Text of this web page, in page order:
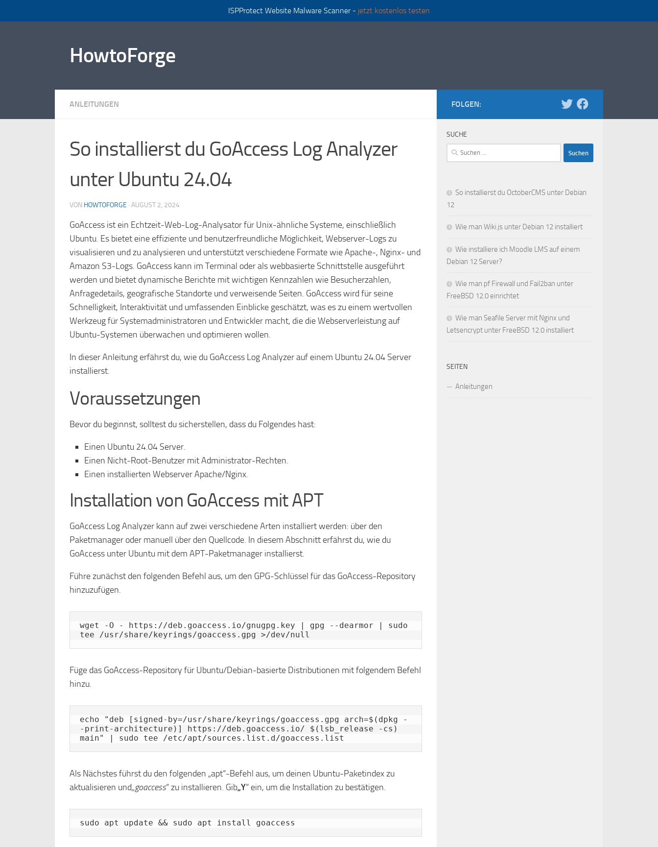
ISPProtect Website Malware Scanner - jetzt kostenlos testen
HowtoForge
ANLEITUNGEN
So installierst du GoAccess Log Analyzer
unter Ubuntu 24.04
VON HOWTOFORGE · AUGUST 2, 2024
GoAccess ist ein Echtzeit-Web-Log-Analysator für Unix-ähnliche Systeme, einschließlich
Ubuntu. Es bietet eine effiziente und benutzerfreundliche Möglichkeit, Webserver-Logs zu
visualisieren und zu analysieren und unterstützt verschiedene Formate wie Apache-, Nginx- und
Amazon S3-Logs. GoAccess kann im Terminal oder als webbasierte Schnittstelle ausgeführt
werden und bietet dynamische Berichte mit wichtigen Kennzahlen wie Besucherzahlen,
Anfragedetails, geografische Standorte und verweisende Seiten. GoAccess wird für seine
Schnelligkeit, Interaktivität und umfassenden Einblicke geschätzt, was es zu einem wertvollen
Werkzeug für Systemadministratoren und Entwickler macht, die die Webserverleistung auf
Ubuntu-Systemen überwachen und optimieren wollen.
In dieser Anleitung erfährst du, wie du GoAccess Log Analyzer auf einem Ubuntu 24.04 Server
installierst.
Voraussetzungen
Bevor du beginnst, solltest du sicherstellen, dass du Folgendes hast:
Einen Ubuntu 24.04 Server.
Einen Nicht-Root-Benutzer mit Administrator-Rechten.
Einen installierten Webserver Apache/Nginx.
Installation von GoAccess mit APT
GoAccess Log Analyzer kann auf zwei verschiedene Arten installiert werden: über den
Paketmanager oder manuell über den Quellcode. In diesem Abschnitt erfährst du, wie du
GoAccess unter Ubuntu mit dem APT-Paketmanager installierst.
Führe zunächst den folgenden Befehl aus, um den GPG-Schlüssel für das GoAccess-Repository
hinzuzufügen.
wget -O - https://deb.goaccess.io/gnugpg.key | gpg --dearmor | sudo
tee /usr/share/keyrings/goaccess.gpg >/dev/null
Füge das GoAccess-Repository für Ubuntu/Debian-basierte Distributionen mit folgendem Befehl
hinzu.
echo "deb [signed-by=/usr/share/keyrings/goaccess.gpg arch=$(dpkg -
-print-architecture)] https://deb.goaccess.io/ $(lsb_release -cs)
main" | sudo tee /etc/apt/sources.list.d/goaccess.list
Als Nächstes führst du den folgenden „apt“-Befehl aus, um deinen Ubuntu-Paketindex zu
aktualisieren und„goaccess“ zu installieren. Gib„Y“ ein, um die Installation zu bestätigen.
sudo apt update && sudo apt install goaccess
FOLGEN:
SUCHE
Suchen
nach:
So installierst du OctoberCMS unter Debian
12
Wie man Wiki.js unter Debian 12 installiert
Wie installiere ich Moodle LMS auf einem
Debian 12 Server?
Wie man pf Firewall und Fail2ban unter
FreeBSD 12.0 einrichtet
Wie man Seafile Server mit Nginx und
Letsencrypt unter FreeBSD 12.0 installiert
SEITEN
Anleitungen